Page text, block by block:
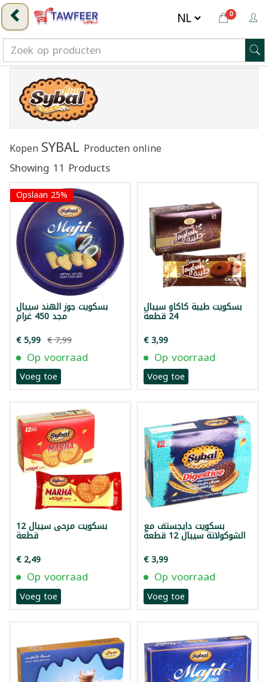
0
KopenSYBAL Producten online
Showing 11 Products
Opslaan 25%
بسكويت جوز الهند سيبال
مجد 450 غرام
€ 5,99 € 7,99
Op voorraad
Voeg toe
بسكويت طيبة كاكاو سيبال
24 قطعة
€ 3,99
Op voorraad
Voeg toe
بسكويت مرحى سيبال 12
قطعة
€ 2,49
Op voorraad
Voeg toe
بسكويت دايجستف مع
الشوكولاتة سيبال 12 قطعة
€ 3,99
Op voorraad
Voeg toe